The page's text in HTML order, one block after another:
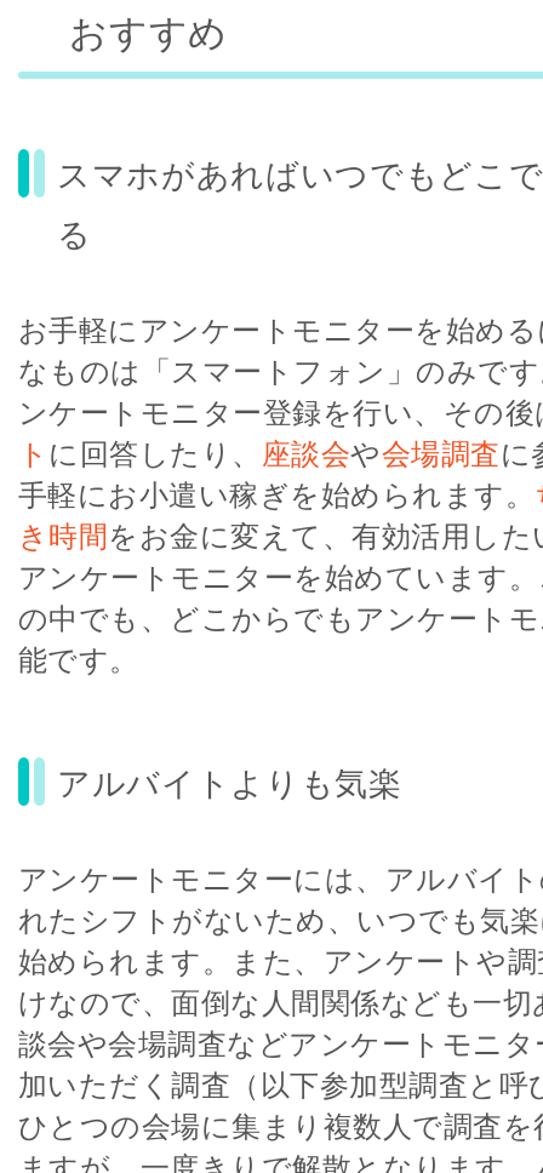
おすすめ
スマホがあればいつでもどこ
る
お手軽にアンケートモニターを始め
なものは「スマートフォン」のみで
ンケートモニター登録を行い、その後
ト に回答したり、 座談会や会場調査に
手軽にお小遣い稼ぎを始められます。
き時間 をお金に変えて、有効活用し
アンケートモニターを始めています
の中でも、どこからでもアンケート
能です。
アルバイトよりも気楽
アンケートモニターには、アルバイ
れたシフトがないため、いつでも気
始められます。また、アンケートや
けなので、面倒な人間関係なども一
談会や会場調査などアンケートモニ
加いただく調査（以下参加型調査と呼
ひとつの会場に集まり複数人で調査